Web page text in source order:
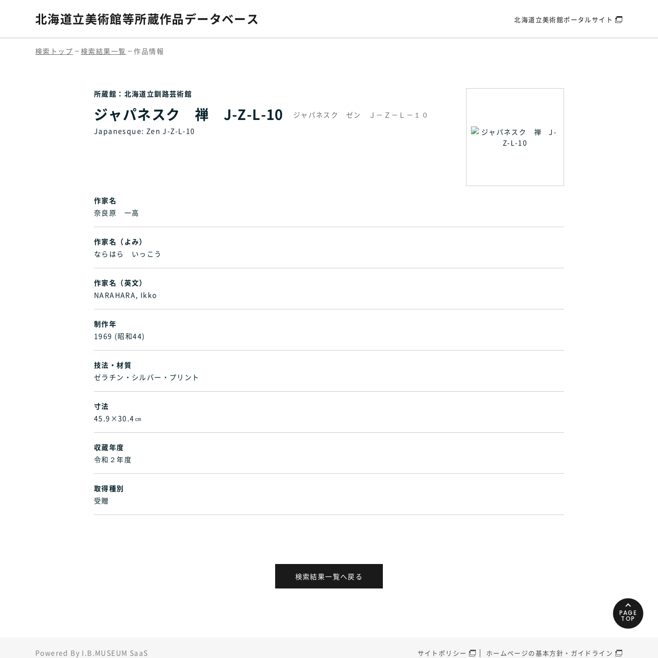
北海道立美術館等所蔵作品データベース 北海道立美術館ポータルサイト
検索トップ 検索結果一覧 作品情報
所蔵館：北海道立釧路芸術館
ジャパネスク 禅 J-Z-L-10
ジャパネスク ゼン Ｊ－Ｚ－Ｌ－１０
Japanesque: Zen J-Z-L-10
作家名
奈良原 一高
作家名（よみ）
ならはら いっこう
作家名（英文）
NARAHARA, Ikko
制作年
1969 (昭和44)
技法・材質
ゼラチン・シルバー・プリント
寸法
45.9×30.4㎝
収蔵年度
令和２年度
取得種別
受贈
検索結果一覧へ戻る
Powered By I.B.MUSEUM SaaS サイトポリシー ホームページの基本方針・ガイドライン
PAGE
TOP